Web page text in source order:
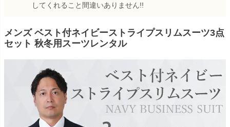
してくれること間違いありません!!
メンズ ベスト付ネイビーストライプスリムスーツ3点
セット 秋冬用スーツレンタル